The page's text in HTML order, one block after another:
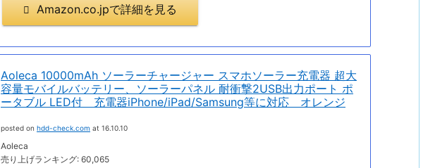
Amazon.co.jpで詳細を見る
Aoleca 10000mAh ソーラーチャージャー スマホソーラー充電器 超大
容量モバイルバッテリー、ソーラーパネル 耐衝撃2USB出力ポート ポ
ータブル LED付 充電器iPhone/iPad/Samsung等に対応 オレンジ
posted on hdd-check.com at 16.10.10
Aoleca
売り上げランキング: 60,065